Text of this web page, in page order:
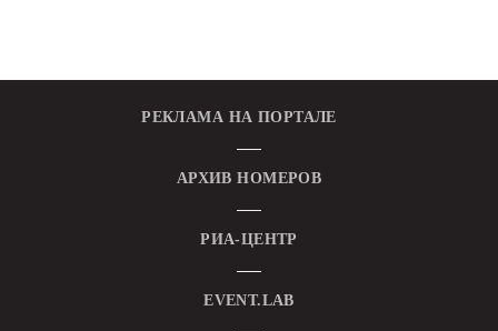
РЕКЛАМА НА ПОРТАЛЕ
АРХИВ НОМЕРОВ
РИА-ЦЕНТР
EVENT.LAB